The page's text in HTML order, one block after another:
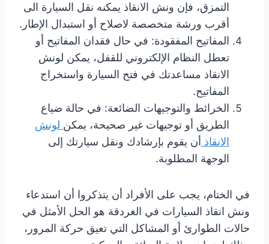
التمزق، فإن ونش الانقاذ يمكنه نقل السيارة الى
أقرب ورشة متخصصة لاصلاح أو استبدال الإطار.
المفاتيح المفقودة: في حال فقدان المفاتيح أو
تعطل النظام الإلكتروني للقفل، يمكن لونش
الانقاذ مساعدتك في فتح السيارة واستخراج
المفاتيح.
الخرائط والتوجيهات الضائعة: في حالة ضياع
الطريق أو توجيهات غير صحيحة، يمكن لونش
الانقاذ أن يقوم بإرشادك ونقل سيارتك إلى
الوجهة المطلوبة.
في الختام، يجب على الأفراد أن يتذكروا أن استدعاء
ونش انقاذ السيارات في الغردقة هو الحل الأمثل في
حالات الطوارئ أو المشاكل التي تعيق حركة المرور،